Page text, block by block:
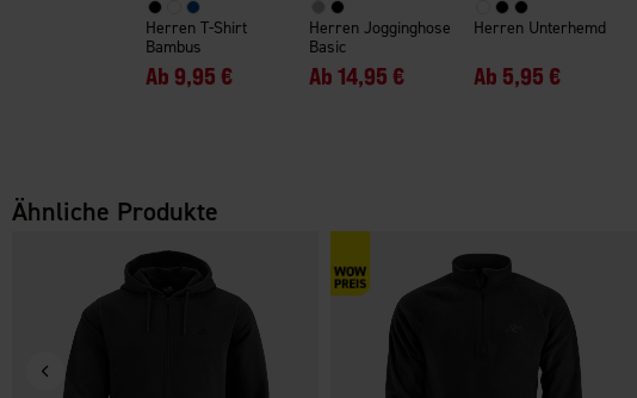
Herren T-Shirt
Bambus
Ab 9,95 €
Herren Jogginghose
Basic
Ab14,95 €
Herren Unterhemd
Ab 5,95 €
Ähnliche Produkte